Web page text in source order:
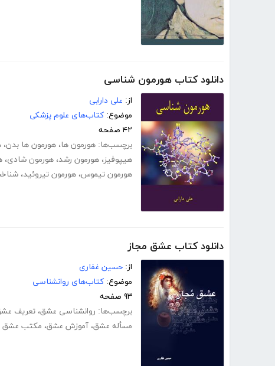
دانلود کتاب هورمون شناسی
از: علی دارابی
موضوع: کتاب‌های علوم پزشکی
۴۲ صفحه
برچسب‌ها: هورمون ها، هورمون ها بدن،
هیپوفیز، هورمون رشد، هورمون شادی،
هورمون تیموس، هورمون تیروئید،
دانلود کتاب عشق مجاز
از: حسین غفاری
موضوع: کتاب‌های روانشناسی
۹۳ صفحه
برچسب‌ها: روانشناسی عشق، تعریف
مسأله عشق، آموزش عشق، مکتب عشق